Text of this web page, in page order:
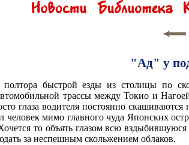
"Ад" у
быстрой езды из столицы по
трассы между Токио и
глаза водителя постоянно
человек мимо главного чуда Японских
то объять глазом всю
за неспешным скольжением облаков.